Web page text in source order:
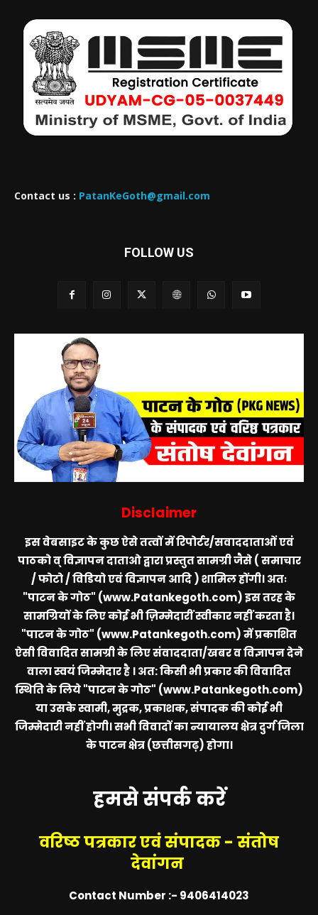
Contact us : PatanKeGoth@gmail.com
FOLLOW US
Disclaimer
इस वेबसाइट के कुछ ऐसे तत्वों में रिपोर्टर/सवाददाताओं एवं
पाठको व् विज्ञापन दाताओ द्वारा प्रस्तुत सामग्री जैसे ( समाचार
/ फोटो / विडियो एवं विज्ञापन आदि ) शामिल होंगी। अतः
"पाटन के गोठ" (www.Patankegoth.com)इस तरह के
सामग्रियों के लिए कोई भी ज़िम्मेदारीं स्वीकार नहीं करता है।
"पाटन के गोठ" (www.Patankegoth.com)में प्रकाशित
ऐसी विवादित सामग्री के लिए संवाददाता/खबर व विज्ञापन देने
वाला स्वयं जिम्मेदार है । अत: किसी भी प्रकार की विवादित
स्थिति के लिये"पाटन के गोठ" (www.Patankegoth.com)
या उसके स्वामी, मुद्रक, प्रकाशक, संपादक की कोई भी
जिम्मेदारी नहीं होगी। सभी विवादों का न्यायालय क्षेत्र दुर्ग जिला
के पाटन क्षेत्र (छत्तीसगढ़) होगा।
हमसे संपर्क करें
वरिष्ठ पत्रकार एवं संपादक - संतोष
देवांगन
Contact Number :- 9406414023